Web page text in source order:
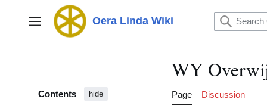
Main menu Oera Linda Wiki
Contents hide
WY
Page Discussion